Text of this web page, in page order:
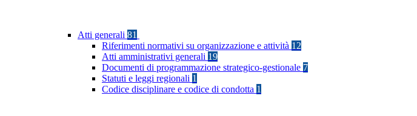
Atti generali 81
Riferimenti normativi su organizzazione e attività 12
Atti amministrativi generali 19
Documenti di programmazione strategico-gestionale 7
Statuti e leggi regionali 1
Codice disciplinare e codice di condotta 1